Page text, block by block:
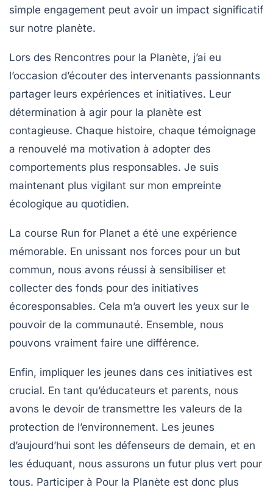
simple engagement peut avoir un impact significatif
sur notre planète.
Lors des Rencontres pour la Planète, j’ai eu
l’occasion d’écouter des intervenants passionnants
partager leurs expériences et initiatives. Leur
détermination à agir pour la planète est
contagieuse. Chaque histoire, chaque témoignage
a renouvelé ma motivation à adopter des
comportements plus responsables. Je suis
maintenant plus vigilant sur mon empreinte
écologique au quotidien.
La course Run for Planet a été une expérience
mémorable. En unissant nos forces pour un but
commun, nous avons réussi à sensibiliser et
collecter des fonds pour des initiatives
écoresponsables. Cela m’a ouvert les yeux sur le
pouvoir de la communauté. Ensemble, nous
pouvons vraiment faire une différence.
Enfin, impliquer les jeunes dans ces initiatives est
crucial. En tant qu’éducateurs et parents, nous
avons le devoir de transmettre les valeurs de la
protection de l’environnement. Les jeunes
d’aujourd’hui sont les défenseurs de demain, et en
les éduquant, nous assurons un futur plus vert pour
tous. Participer à Pour la Planète est donc plus